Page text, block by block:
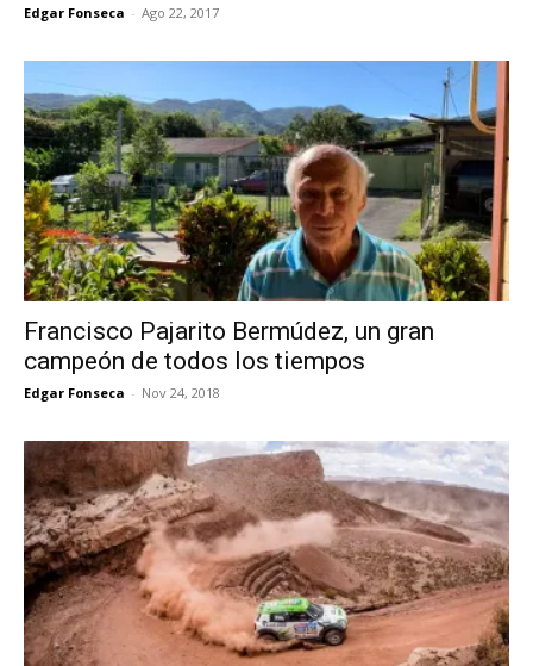
Edgar Fonseca - Ago 22, 2017
Francisco Pajarito Bermúdez, un gran
campeón de todos los tiempos
Edgar Fonseca - Nov 24, 2018